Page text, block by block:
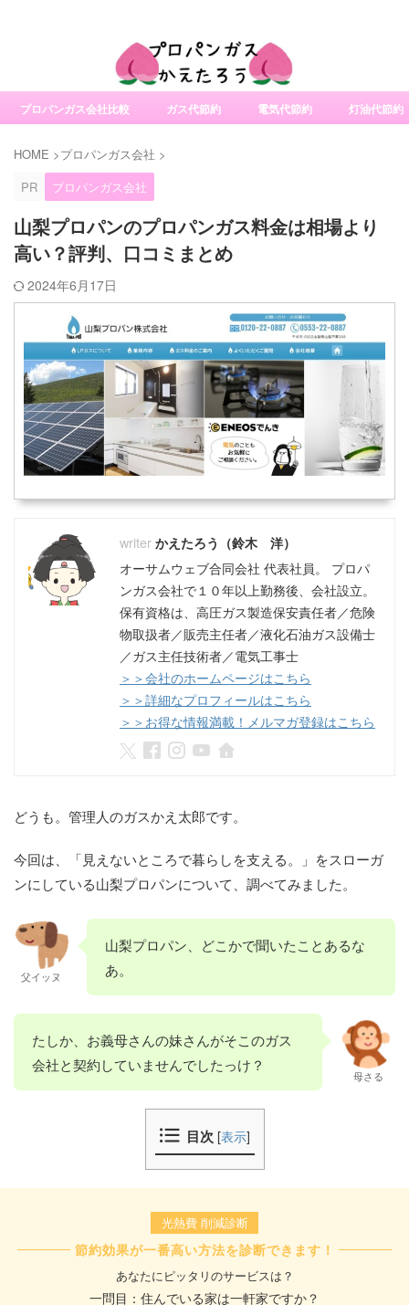
プロパンガス会社比較 ガス代節約 電気代節約 灯油代節約
HOME >プロパンガス会社 >
PR
プロパンガス会社
山梨プロパンのプロパンガス料金は相場より
高い？評判、口コミまとめ
2024年6月17日
かえたろう（鈴木 洋）
オーサムウェブ合同会社 代表社員。 プロパ
ンガス会社で１０年以上勤務後、会社設立。
保有資格は、高圧ガス製造保安責任者／危険
物取扱者／販売主任者／液化石油ガス設備士
／ガス主任技術者／電気工事士
＞＞会社のホームページはこちら
＞＞詳細なプロフィールはこちら
＞＞お得な情報満載！メルマガ登録はこちら
どうも。管理人のガスかえ太郎です。
今回は、「見えないところで暮らしを支える。」をスローガ
ンにしている山梨プロパンについて、調べてみました。
父イッヌ
山梨プロパン、どこかで聞いたことあるな
あ。
たしか、お義母さんの妹さんがそこのガス
会社と契約していませんでしたっけ？
母さる
目次 [表示]
光熱費 削減診断
節約効果が一番高い方法を診断できます！
あなたにピッタリのサービスは？
一問目：住んでいる家は一軒家ですか？